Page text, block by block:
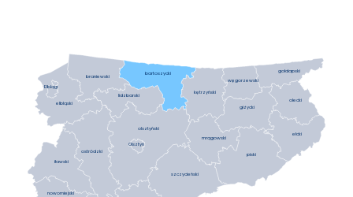
bartoszycki
braniewski
elbląski
ełcki
giżycki
iławski
kętrzyński
lidzbarski
mrągowski
nowomiejski
olecki
olsztyński
ostródzki piski
szczycieński
gołdapski
węgorzewski
Elbląg
Olsztyn